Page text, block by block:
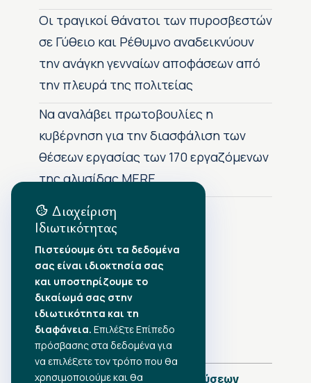
Οι τραγικοί θάνατοι των πυροσβεστών
σε Γύθειο και Ρέθυμνο αναδεικνύουν
την ανάγκη γενναίων αποφάσεων από
την πλευρά της πολιτείας
Να αναλάβει πρωτοβουλίες η
κυβέρνηση για την διασφάλιση των
θέσεων εργασίας των 170 εργαζόμενων
της αλυσίδας MERE
Αρχείο Δημοσιεύσεων
•Αύγουστος 2026
•Ιούλιος 2026
•Ιούνιος 2026
•Μάιος 2026
•Απρίλιος 2026
•Μάρτιος 2026
Πλήρες Ημερολόγιο Δημοσιεύσεων
Διαχείριση
Ιδιωτικότητας
Πιστεύουμε ότι τα δεδομένα
σας είναι ιδιοκτησία σας
και υποστηρίζουμε το
δικαίωμά σας στην
ιδιωτικότητα και τη
διαφάνεια. Επιλέξτε Επίπεδο
πρόσβασης στα δεδομένα για
να επιλέξετε τον τρόπο που θα
χρησιμοποιούμε και θα